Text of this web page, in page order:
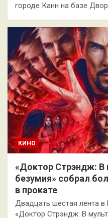
городе Канн на базе
КИНО
«Доктор Стрэндж: В
безумия» собрал
в прокате
Двадцать шестая лента в
«Доктор Стрэндж: В